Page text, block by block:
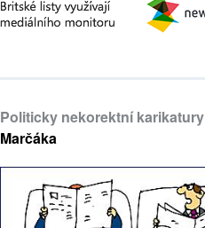
Politicky nekorektní karikatury
Marčáka